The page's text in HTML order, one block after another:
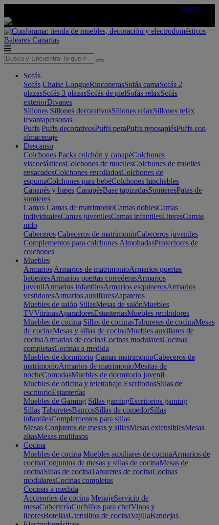
AQUÍ
Baleares Canarias
Sofás
Sofás Chaise LongueRinconerasSofás camaSofás 2
plazasSofás 3 plazasSofás de pielSofás relaxSofás
exteriorDivanes
Sillones Sillones decorativosSillones relaxSillones relax
levantapersonas
Puffs Puffs decorativosPuffs peraPuffs reposapiésPuffs con
almacenaje
Descanso
Colchones Packs colchón y canapéColchones
viscoelásticosColchones de muellesColchones de muelles
ensacadosColchones enrolladosColchones de
espumaColchones para bebéColchones hinchables
Canapés y bases CanapésBase tapizadasSomieresPatas de
somieres
Camas Camas de matrimonioCamas doblesCamas
individualesCamas juvenilesCamas infantilesLiterasCamas
nido
Cabeceros Cabeceros de matrimonioCabeceros juveniles
Complementos para colchones AlmohadasProtectores de
colchones
Muebles
Armarios Armarios de matrimonioArmarios puertas
batientesArmarios puertas correderasArmarios
juvenilArmarios infantilesArmarios esquinerosArmarios
vestidoresArmarios auxiliaresZapateros
Muebles de salón SillasMesas de salónMuebles
TVVitrinasAparadoresEstanteriasMuebles recibidores
Muebles de cocina Sillas de cocinasTaburetes de cocinaMesas
de cocinaMesas y sillas de cocinaMuebles auxiliares de
cocinaArmarios de cocinaCocinas modularesCocinas
completasCocinas a medida
Muebles de dormitorio Camas matrimonioCabeceros de
matrimonioArmarios de matrimonioMesitas de
nocheComodasMuebles de dormitorio juvenil
Muebles de oficina y teletrabajo EscritoriosSillas de
escritorioEstanterías
Muebles de Gaming Sillas gamingEscritorios gaming
Sillas TaburetesBancosSillas de comedorSillas
infantilesComplementos para sillas
Mesas Conjuntos de mesas y sillasMesas extensiblesMesas
altasMesas multiusos
Cocina
Muebles de cocina Muebles auxiliares de cocinaArmarios de
cocinaConjuntos de mesas y sillas de cocinaMesas de
cocinaSillas de cocinaTaburetes de cocinaCocinas
modularesCocinas completas
Cocinas a medida
Accesorios de cocina MenajeServicio de
mesaCuberteríaCuchillos para chefVinos y
licoresBotellasUtensilios de cocinaVajillaBandejas